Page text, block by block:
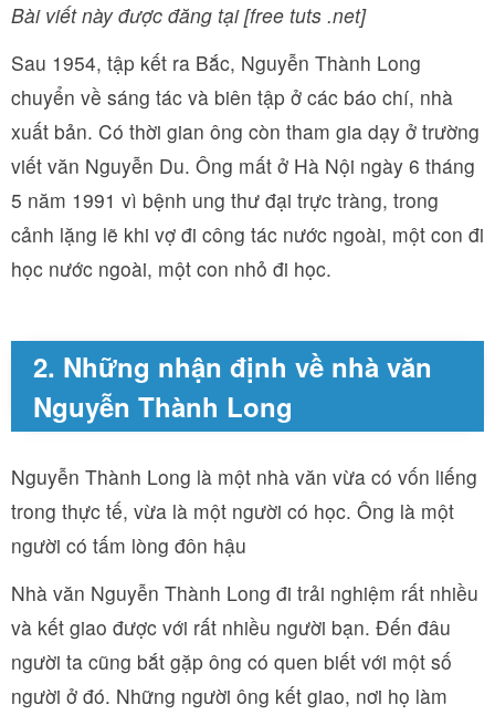
Bài viết này được đăng tại [free tuts .net]
Sau 1954, tập kết ra Bắc, Nguyễn Thành Long
chuyển về sáng tác và biên tập ở các báo chí, nhà
xuất bản. Có thời gian ông còn tham gia dạy ở trường
viết văn Nguyễn Du. Ông mất ở Hà Nội ngày 6 tháng
5 năm 1991 vì bệnh ung thư đại trực tràng, trong
cảnh lặng lẽ khi vợ đi công tác nước ngoài, một con đi
học nước ngoài, một con nhỏ đi học.
2. Những nhận định về nhà văn
Nguyễn Thành Long
Nguyễn Thành Long là một nhà văn vừa có vốn liếng
trong thực tế, vừa là một người có học. Ông là một
người có tấm lòng đôn hậu
Nhà văn Nguyễn Thành Long đi trải nghiệm rất nhiều
và kết giao được với rất nhiều người bạn. Đến đâu
người ta cũng bắt gặp ông có quen biết với một số
người ở đó. Những người ông kết giao, nơi họ làm